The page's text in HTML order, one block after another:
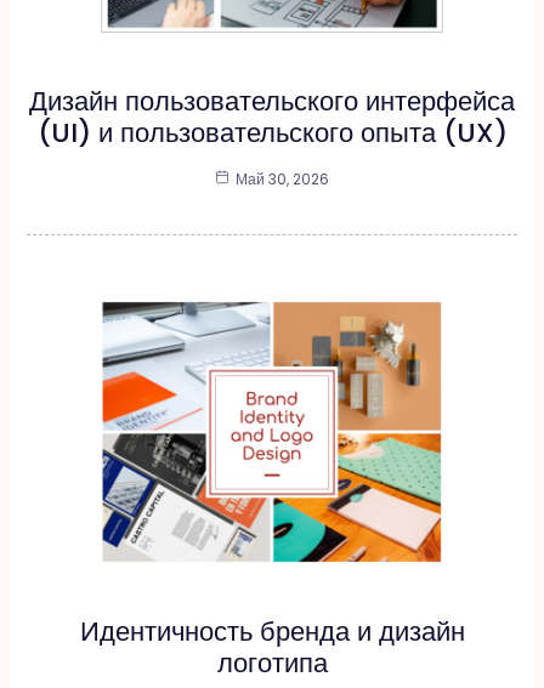
Дизайн пользовательского интерфейса
(UI) и пользовательского опыта (UX)
Май 30, 2026
Идентичность бренда и дизайн
логотипа